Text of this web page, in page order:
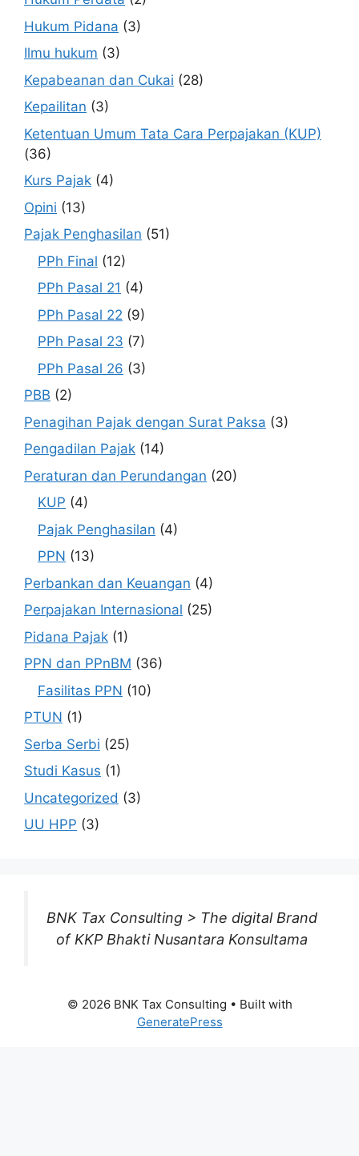
Hukum Pidana (3)
Ilmu hukum (3)
Kepabeanan dan Cukai (28)
Kepailitan (3)
Ketentuan Umum Tata Cara Perpajakan (KUP)
(36)
Kurs Pajak (4)
Opini (13)
Pajak Penghasilan (51)
PPh Final (12)
PPh Pasal 21 (4)
PPh Pasal 22 (9)
PPh Pasal 23 (7)
PPh Pasal 26 (3)
PBB (2)
Penagihan Pajak dengan Surat Paksa (3)
Pengadilan Pajak (14)
Peraturan dan Perundangan (20)
KUP (4)
Pajak Penghasilan (4)
PPN (13)
Perbankan dan Keuangan (4)
Perpajakan Internasional (25)
Pidana Pajak (1)
PPN dan PPnBM (36)
Fasilitas PPN (10)
PTUN (1)
Serba Serbi (25)
Studi Kasus (1)
Uncategorized (3)
UU HPP (3)
BNK Tax Consulting > The digital Brand
of KKP Bhakti Nusantara Konsultama
© 2026 BNK Tax Consulting • Built with
GeneratePress